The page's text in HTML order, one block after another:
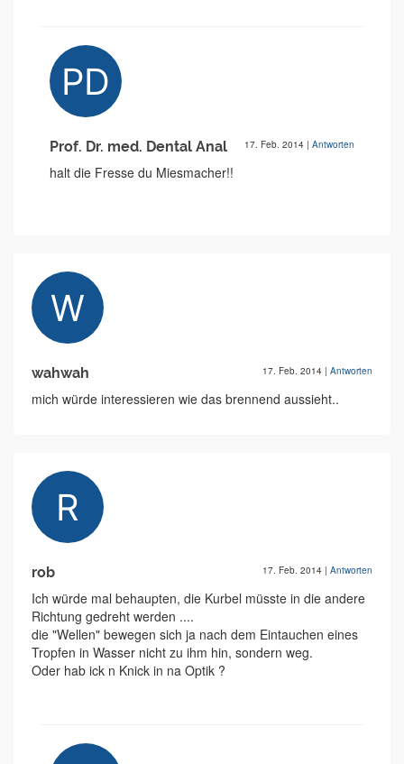
Prof. Dr. med. Dental Anal 17. Feb. 2014 | Antworten
halt die Fresse du Miesmacher!!
wahwah 17. Feb. 2014 | Antworten
mich würde interessieren wie das brennend aussieht..
rob 17. Feb. 2014 | Antworten
Ich würde mal behaupten, die Kurbel müsste in die andere
Richtung gedreht werden ....
die "Wellen" bewegen sich ja nach dem Eintauchen eines
Tropfen in Wasser nicht zu ihm hin, sondern weg.
Oder hab ick n Knick in na Optik ?